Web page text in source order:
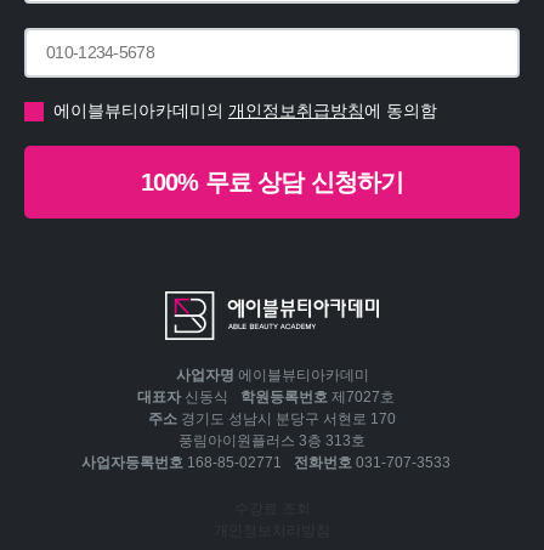
에이블뷰티아카데미의 개인정보취급방침에 동의함
100% 무료 상담 신청하기
사업자명 에이블뷰티아카데미
대표자 신동식 학원등록번호 제7027호
주소 경기도 성남시 분당구 서현로 170
풍림아이원플러스 3층 313호
사업자등록번호 168-85-02771 전화번호 031-707-3533